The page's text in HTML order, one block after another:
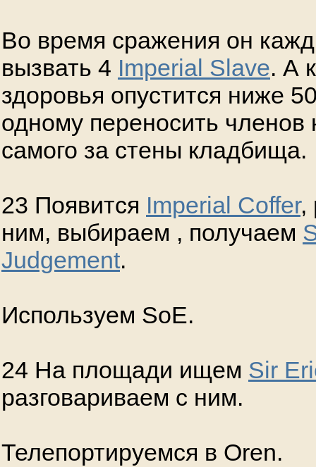
Во время сражения он
вызвать 4 Imperial Slave. А
здоровья опустится ниже
одному переносить
самого за стены кладбища.
23 Появится Imperial Coffer,
ним, выбираем , получаем
Judgement.
Используем SoE.
24 На площади ищем Sir
разговариваем с ним.
Телепортируемся в Oren.